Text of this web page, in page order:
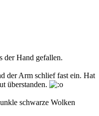
der Hand gefallen.
der Arm schlief fast ein. Hat
überstanden.
schwarze Wolken